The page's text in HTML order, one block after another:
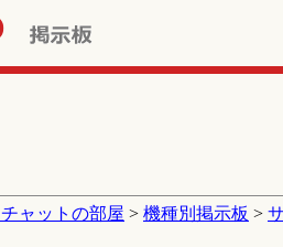
ャットの部屋 > 機種別掲示板 >